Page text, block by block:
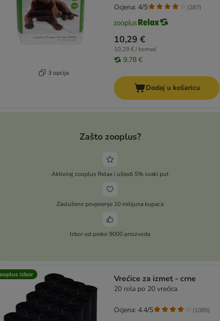
3 opcija
10,29 €
10,29 € / komad
9,78 €
Ocjena: 4/5 (287)
Dodaj u košaricu
Zašto zooplus?
Aktiviraj zooplus Relax i uštedi 5% svaki put
Zasluženo povjerenje 10 milijuna kupaca
Izbor od preko 9000 proizvoda
izbor Vrećice za izmet - crne
20 rola po 20 vrećica
Ocjena: 4.4/5 (1085)